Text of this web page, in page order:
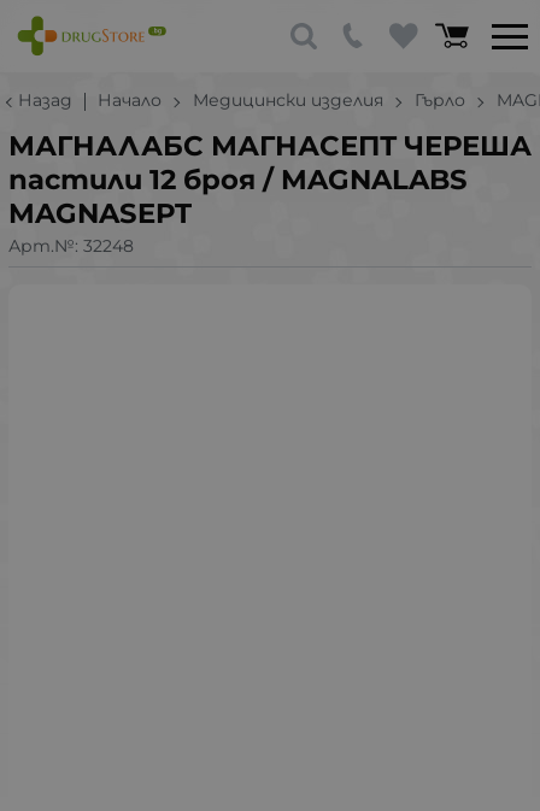
Назад Начало Медицински изделия Гърло
МАГНАЛАБС МАГНАСЕПТ ЧЕРЕША
пастили 12 броя / MAGNALABS
MAGNASEPT
Арт.№: 32248